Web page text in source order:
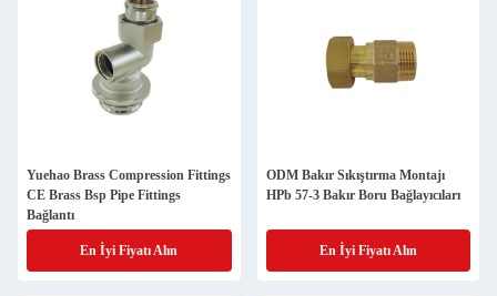
Yuehao Brass Compression Fittings
CE Brass Bsp Pipe Fittings
Bağlantı
En İyi Fiyatı Alın
ODM Bakır Sıkıştırma Montajı
HPb 57-3 Bakır Boru Bağlayıcıları
En İyi Fiyatı Alın